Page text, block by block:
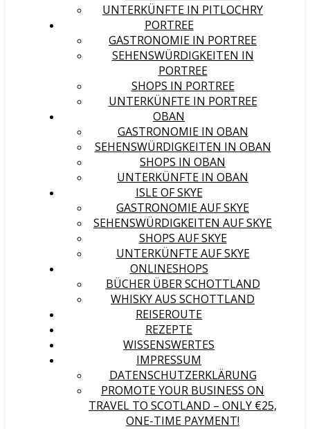
UNTERKÜNFTE IN PITLOCHRY
PORTREE
GASTRONOMIE IN PORTREE
SEHENSWÜRDIGKEITEN IN
PORTREE
SHOPS IN PORTREE
UNTERKÜNFTE IN PORTREE
OBAN
GASTRONOMIE IN OBAN
SEHENSWÜRDIGKEITEN IN OBAN
SHOPS IN OBAN
UNTERKÜNFTE IN OBAN
ISLE OF SKYE
GASTRONOMIE AUF SKYE
SEHENSWÜRDIGKEITEN AUF SKYE
SHOPS AUF SKYE
UNTERKÜNFTE AUF SKYE
ONLINESHOPS
BÜCHER ÜBER SCHOTTLAND
WHISKY AUS SCHOTTLAND
REISEROUTE
REZEPTE
WISSENSWERTES
IMPRESSUM
DATENSCHUTZERKLÄRUNG
PROMOTE YOUR BUSINESS ON
TRAVEL TO SCOTLAND – ONLY €25,
ONE-TIME PAYMENT!